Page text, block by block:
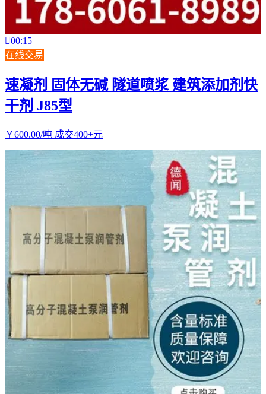
00:15
在线交易
速凝剂 固体无碱 隧道喷浆 建筑添加剂快
干剂 J85型
￥600.00/吨 成交400+元